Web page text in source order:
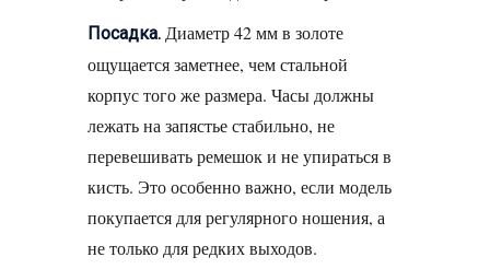
Посадка. Диаметр 42 мм в золоте
ощущается заметнее, чем стальной
корпус того же размера. Часы должны
лежать на запястье стабильно, не
перевешивать ремешок и не упираться в
кисть. Это особенно важно, если модель
покупается для регулярного ношения, а
не только для редких выходов.